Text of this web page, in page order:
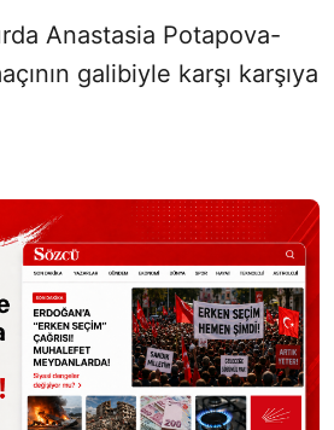
Anastasia Potapova-
galibiyle karşı karşıya